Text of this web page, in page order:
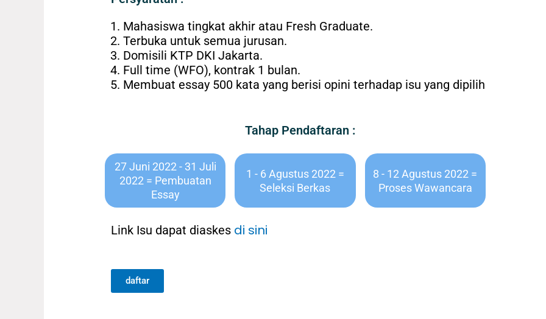
Mahasiswa tingkat akhir atau Fresh Graduate.
Terbuka untuk semua jurusan.
Domisili KTP DKI Jakarta.
Full time (WFO), kontrak 1 bulan.
Membuat essay 500 kata yang berisi opini terhadap isu yang dipilih
Tahap Pendaftaran :
27 Juni 2022 - 31 Juli
2022 = Pembuatan
Essay
1 - 6 Agustus 2022 =
Seleksi Berkas
8 - 12 Agustus 2022 =
Proses Wawancara
Link Isu dapat diaskes di sini
daftar